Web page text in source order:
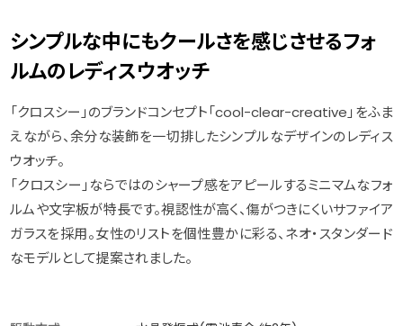
シンプルな中にもクールさを感じさせるフォ
ルムのレディスウオッチ
「クロスシー」のブランドコンセプト「cool-clear-creative」をふま
えながら、余分な装飾を一切排したシンプルなデザインのレディス
ウオッチ。
「クロスシー」ならではのシャープ感をアピールするミニマムなフォ
ルムや文字板が特長です。視認性が高く、傷がつきにくいサファイア
ガラスを採用。女性のリストを個性豊かに彩る、ネオ・スタンダード
なモデルとして提案されました。